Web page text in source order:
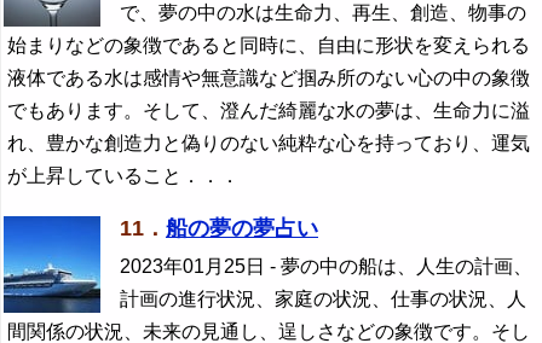
で、夢の中の水は生命力、再生、創造、物事の
始まりなどの象徴であると同時に、自由に形状を変えられる
液体である水は感情や無意識など掴み所のない心の中の象徴
でもあります。そして、澄んだ綺麗な水の夢は、生命力に溢
れ、豊かな創造力と偽りのない純粋な心を持っており、運気
が上昇していること．．．
11． 船の夢の夢占い
2023年01月25日 - 夢の中の船は、人生の計画、
計画の進行状況、家庭の状況、仕事の状況、人
間関係の状況、未来の見通し、逞しさなどの象徴です。そし